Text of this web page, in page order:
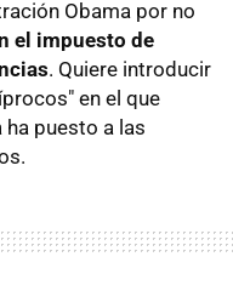
Obama por no
el impuesto de
. Quiere introducir
en el que
ha puesto a las